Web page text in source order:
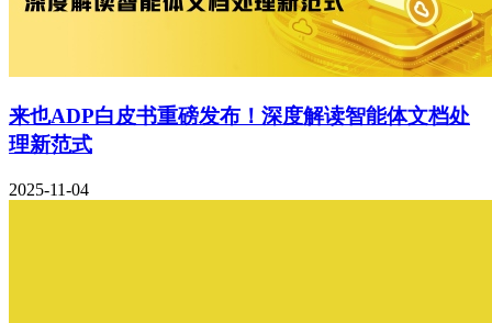
来也ADP白皮书重磅发布！深度解读智能体文档处
理新范式
2025-11-04